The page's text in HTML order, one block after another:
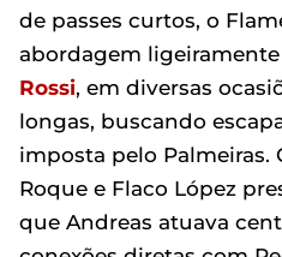
de passes curtos, o
abordagem
Rossi, em diversas
longas, buscando
imposta pelo Palmeiras.
Roque e Flaco López
que Andreas atuava